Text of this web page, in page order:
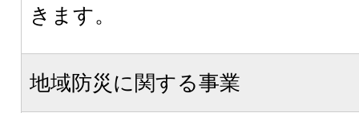
きます。
地域防災に関する事業